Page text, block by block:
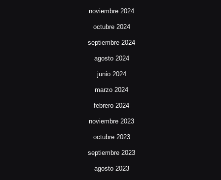
noviembre 2024
octubre 2024
septiembre 2024
agosto 2024
junio 2024
marzo 2024
febrero 2024
noviembre 2023
octubre 2023
septiembre 2023
agosto 2023